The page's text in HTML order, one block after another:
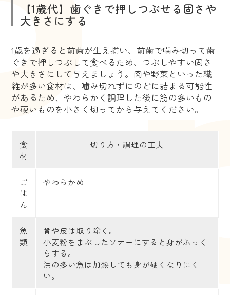
【1歳代】歯ぐきで押しつぶせる固さや
大きさにする
1歳を過ぎると前歯が生え揃い、前歯で噛み切って歯
ぐきで押しつぶして食べるため、つぶしやすい固さ
や大きさにして与えましょう。肉や野菜といった繊
維が多い食材は、噛み切れずにのどに詰まる可能性
があるため、やわらかく調理した後に筋の多いもの
や硬いものを小さく切ってから与えてください。
食
材
切り方・調理の工夫
ご
は
ん
やわらかめ
魚
類
骨や皮は取り除く。
小麦粉をまぶしたソテーにすると身がふっく
らする。
油の多い魚は加熱しても身が硬くなりにく
い。